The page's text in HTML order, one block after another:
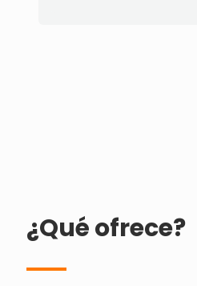
¿Qué ofrece?